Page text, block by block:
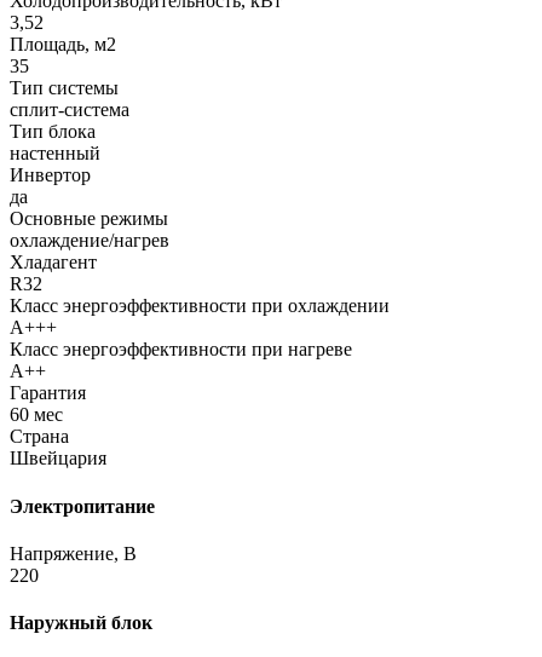
3,52
Площадь, м2
35
Тип системы
сплит-система
Тип блока
настенный
Инвертор
да
Основные режимы
охлаждение/нагрев
Хладагент
R32
Класс энергоэффективности при охлаждении
A+++
Класс энергоэффективности при нагреве
A++
Гарантия
60 мес
Страна
Швейцария
Электропитание
Напряжение, В
220
Наружный блок